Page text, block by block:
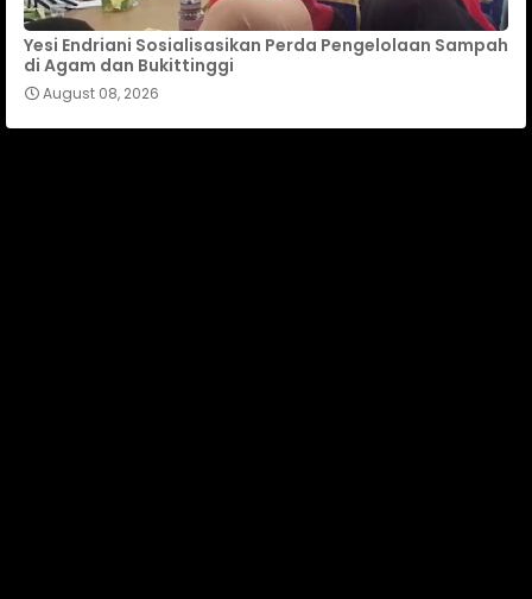
Yesi Endriani Sosialisasikan Perda Pengelolaan Sampah
di Agam dan Bukittinggi
August 08, 2026